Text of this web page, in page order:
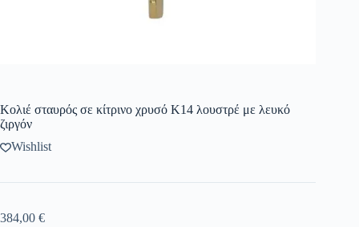
Κολιέ σταυρός σε κίτρινο χρυσό Κ14 λουστρέ με λευκό
ζιργόν
Wishlist
384,00 €